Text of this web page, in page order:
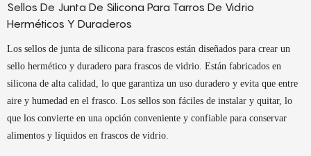
Sellos De Junta De Silicona Para Tarros De Vidrio
Herméticos Y Duraderos
Los sellos de junta de silicona para frascos están diseñados para crear un
sello hermético y duradero para frascos de vidrio. Están fabricados en
silicona de alta calidad, lo que garantiza un uso duradero y evita que entre
aire y humedad en el frasco. Los sellos son fáciles de instalar y quitar, lo
que los convierte en una opción conveniente y confiable para conservar
alimentos y líquidos en frascos de vidrio.